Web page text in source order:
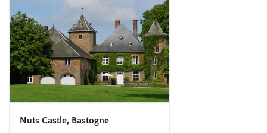
Nuts Castle, Bastogne